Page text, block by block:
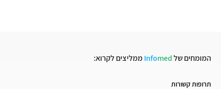
המומחים של Infomed ממליצים לקרוא:
תרופות קשורות